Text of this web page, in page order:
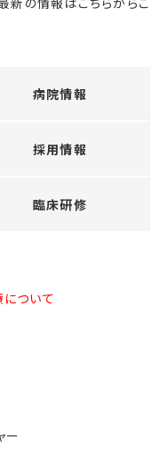
病院情報
採用情報
臨床研修
ついて
ー